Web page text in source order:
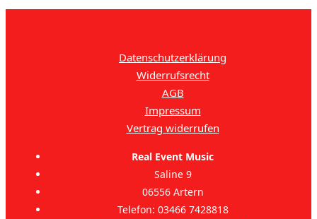
Datenschutzerklärung
Widerrufsrecht
AGB
Impressum
Vertrag widerrufen
Real Event Music
Saline 9
06556 Artern
Telefon: 03466 7428818